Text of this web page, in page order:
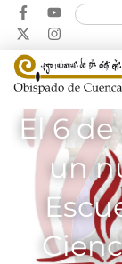
El 6
un